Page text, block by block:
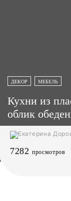
ДЕКОР МЕБЕЛЬ
Кухни из
облик
7282 просмотров